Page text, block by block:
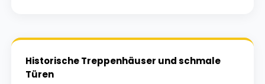
Historische Treppenhäuser und schmale
Türen